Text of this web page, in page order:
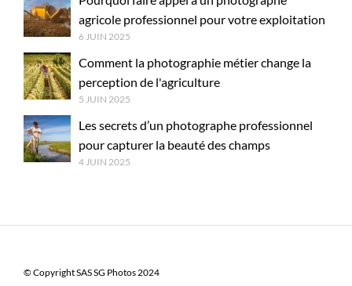
agricole professionnel pour votre exploitation
6 JUIN 2025
Comment la photographie métier change la
perception de l'agriculture
5 JUIN 2025
Les secrets d’un photographe professionnel
pour capturer la beauté des champs
4 JUIN 2025
© Copyright SAS SG Photos 2024